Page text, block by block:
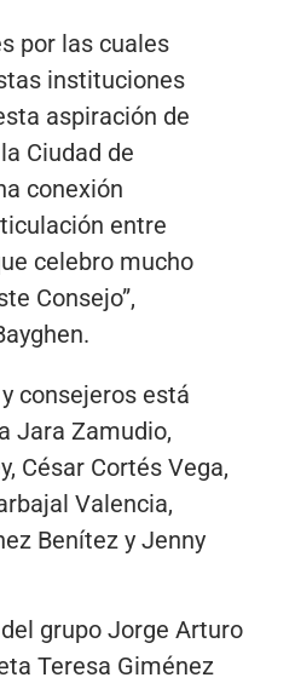
por las cuales
instituciones
aspiración de
Ciudad de
conexión
entre
celebro mucho
Consejo”,
consejeros está
Jara Zamudio,
César Cortés Vega,
Valencia,
Benítez y Jenny
grupo Jorge Arturo
Teresa Giménez